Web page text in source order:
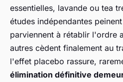
essentielles, lavande ou tea
études indépendantes
parviennent à rétablir l'ordre
autres cèdent finalement au
l'effet placebo rassure,
élimination définitive